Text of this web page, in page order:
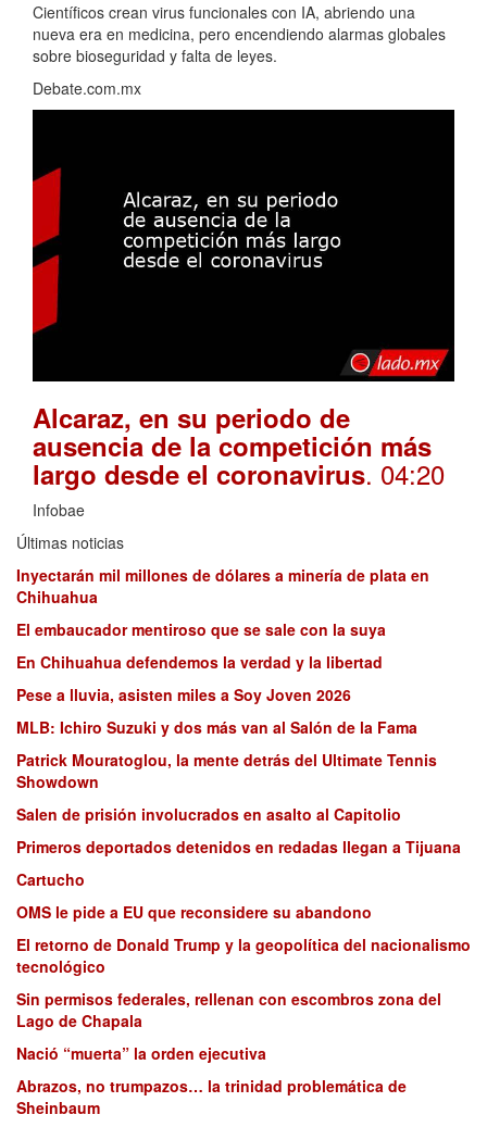
Científicos crean virus funcionales con IA, abriendo una
nueva era en medicina, pero encendiendo alarmas globales
sobre bioseguridad y falta de leyes.
Debate.com.mx
Alcaraz, en su periodo de
ausencia de la competición más
largo desde el coronavirus. 04:20
Infobae
Últimas noticias
Inyectarán mil millones de dólares a minería de plata en
Chihuahua
El embaucador mentiroso que se sale con la suya
En Chihuahua defendemos la verdad y la libertad
Pese a lluvia, asisten miles a Soy Joven 2026
MLB: Ichiro Suzuki y dos más van al Salón de la Fama
Patrick Mouratoglou, la mente detrás del Ultimate Tennis
Showdown
Salen de prisión involucrados en asalto al Capitolio
Primeros deportados detenidos en redadas llegan a Tijuana
Cartucho
OMS le pide a EU que reconsidere su abandono
El retorno de Donald Trump y la geopolítica del nacionalismo
tecnológico
Sin permisos federales, rellenan con escombros zona del
Lago de Chapala
Nació “muerta” la orden ejecutiva
Abrazos, no trumpazos… la trinidad problemática de
Sheinbaum